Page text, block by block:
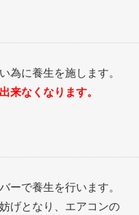
為に養生を施します。
来なくなります。
ーで養生を行います。
げとなり、エアコンの